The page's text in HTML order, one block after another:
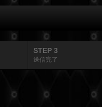
STEP 3
送信完了